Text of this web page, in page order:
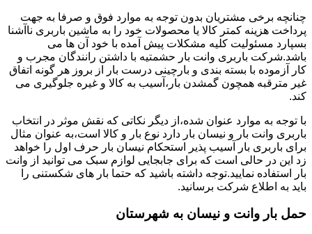
چنانچه برخی مشتریان بدون توجه به موارد فوق و صرفا به جهت
پرداخت هزینه کمتر کالا یا محصولات خود را به ماشین باربری ناآشنا
بسپارد مسئولیت کلیه مشکلات پیش آمده با خود آن ها می
باشد.شرکت باربری وانت بار حشمتیه با داشتن رانندگان مجرب و
کار آزموده با بسته بندی و بارچینی درست بار از بروز هر گونه اتفاق
غیر مترقبه همچون گمشدن بار،آسیب به کالا و غیره جلوگیری می
کند.
با توجه به موارد عنوان شده،از دیگر نکاتی که نقش موثر در انتخاب
باربری وانت بار و نیسان بار دارد نوع بار و کالا است،به عنوان مثال
برای باربری بار آسیب پذیر استحکام نیسان بار حرف اول را خواهد
زد این در حالی است که برای جابجایی لوازم سبک می توانید از وانت
بار استفاده نمایید.توجه داشته باشید که حتما بار های شکستنی را
باید به اطلاع شرکت برسانید.
حمل بار وانت و نیسان به شهرستان